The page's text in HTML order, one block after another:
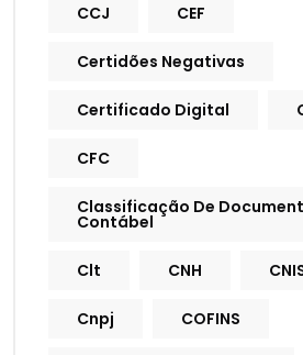
CCJ CEF
Certidões Negativas
Certificado Digital
CFC
Classificação De
Contábel
Clt CNH
Cnpj COFINS